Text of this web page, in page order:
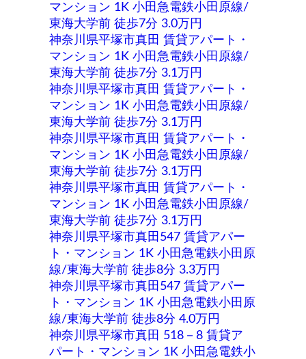
マンション 1K 小田急電鉄小田原線/
東海大学前 徒歩7分 3.0万円
神奈川県平塚市真田 賃貸アパート・
マンション 1K 小田急電鉄小田原線/
東海大学前 徒歩7分 3.1万円
神奈川県平塚市真田 賃貸アパート・
マンション 1K 小田急電鉄小田原線/
東海大学前 徒歩7分 3.1万円
神奈川県平塚市真田 賃貸アパート・
マンション 1K 小田急電鉄小田原線/
東海大学前 徒歩7分 3.1万円
神奈川県平塚市真田 賃貸アパート・
マンション 1K 小田急電鉄小田原線/
東海大学前 徒歩7分 3.1万円
神奈川県平塚市真田547 賃貸アパー
ト・マンション 1K 小田急電鉄小田原
線/東海大学前 徒歩8分 3.3万円
神奈川県平塚市真田547 賃貸アパー
ト・マンション 1K 小田急電鉄小田原
線/東海大学前 徒歩8分 4.0万円
神奈川県平塚市真田 518－8 賃貸ア
パート・マンション 1K 小田急電鉄小